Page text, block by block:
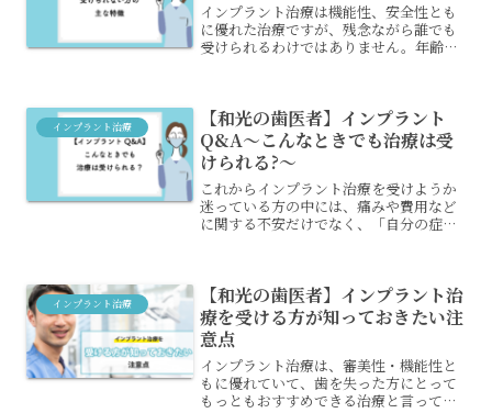
インプラント治療は機能性、安全性とも
に優れた治療ですが、残念ながら誰でも
受けられるわけではありません。年齢や
ない方の主な特徴について...
インプラント治療
【和光の歯医者】インプラント
Q&A～こんなときでも治療は受
けられる?～
これからインプラント治療を受けようか
迷っている方の中には、痛みや費用など
に関する不安だけでなく、「自分の症状
い症状などについて解説...
インプラント治療
【和光の歯医者】インプラント治
療を受ける方が知っておきたい注
意点
インプラント治療は、審美性・機能性と
もに優れていて、歯を失った方にとって
もっともおすすめできる治療と言っても